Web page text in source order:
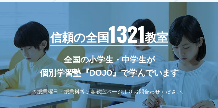
信頼の全国1321教室
全国の小学生・中学生が
個別学習塾『DOJO』で学んでいます
※授業曜日・授業料等は各教室ページよりお問合わせください。